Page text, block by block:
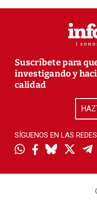
Suscríbete para
investigando y
calidad
SÍGUENOS EN LAS REDES